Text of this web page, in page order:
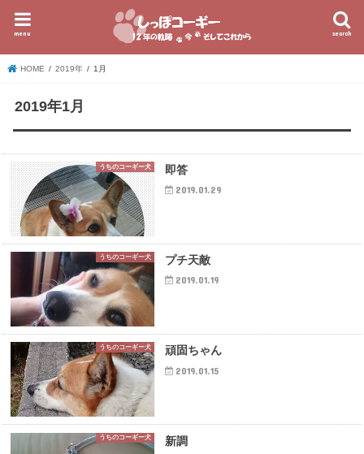
search
menu
HOME 2019年 1月
2019年1月
うちのコーギー犬 即答
2019.01.29
うちのコーギー犬 プチ天敵
2019.01.19
うちのコーギー犬 頑固ちゃん
2019.01.15
うちのコーギー犬 新調